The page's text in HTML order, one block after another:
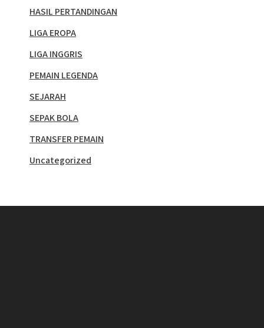
HASIL PERTANDINGAN
LIGA EROPA
LIGA INGGRIS
PEMAIN LEGENDA
SEJARAH
SEPAK BOLA
TRANSFER PEMAIN
Uncategorized